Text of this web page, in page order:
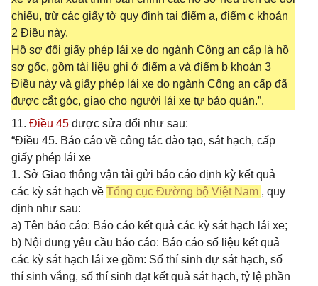
chiếu, trừ các giấy tờ quy định tại điểm a, điểm c khoản
2 Điều này.
Hồ sơ đổi giấy phép lái xe do ngành Công an cấp là hồ
sơ gốc, gồm tài liệu ghi ở điểm a và điểm b khoản 3
Điều này và giấy phép lái xe do ngành Công an cấp đã
được cắt góc, giao cho người lái xe tự bảo quản.”.
11. Điều 45 được sửa đổi như sau:
“Điều 45. Báo cáo về công tác đào tạo, sát hạch, cấp
giấy phép lái xe
1. Sở Giao thông vận tải gửi báo cáo định kỳ kết quả
các kỳ sát hạch về Tổng cục Đường bộ Việt Nam , quy
định như sau:
a) Tên báo cáo: Báo cáo kết quả các kỳ sát hạch lái xe;
b) Nội dung yêu cầu báo cáo: Báo cáo số liệu kết quả
các kỳ sát hạch lái xe gồm: Số thí sinh dự sát hạch, số
thí sinh vắng, số thí sinh đạt kết quả sát hạch, tỷ lệ phần